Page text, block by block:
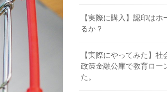
【実際に購入】認印はホ
るか？
【実際にやってみた】
政策金融公庫で教育ロー
た。